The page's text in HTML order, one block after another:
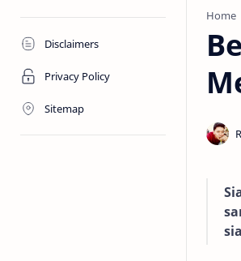
Disclaimers
Privacy Policy
Sitemap
Home